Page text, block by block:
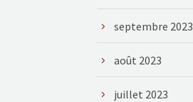
septembre 2023
août 2023
juillet 2023